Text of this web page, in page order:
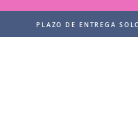
PLAZO DE ENTREGA